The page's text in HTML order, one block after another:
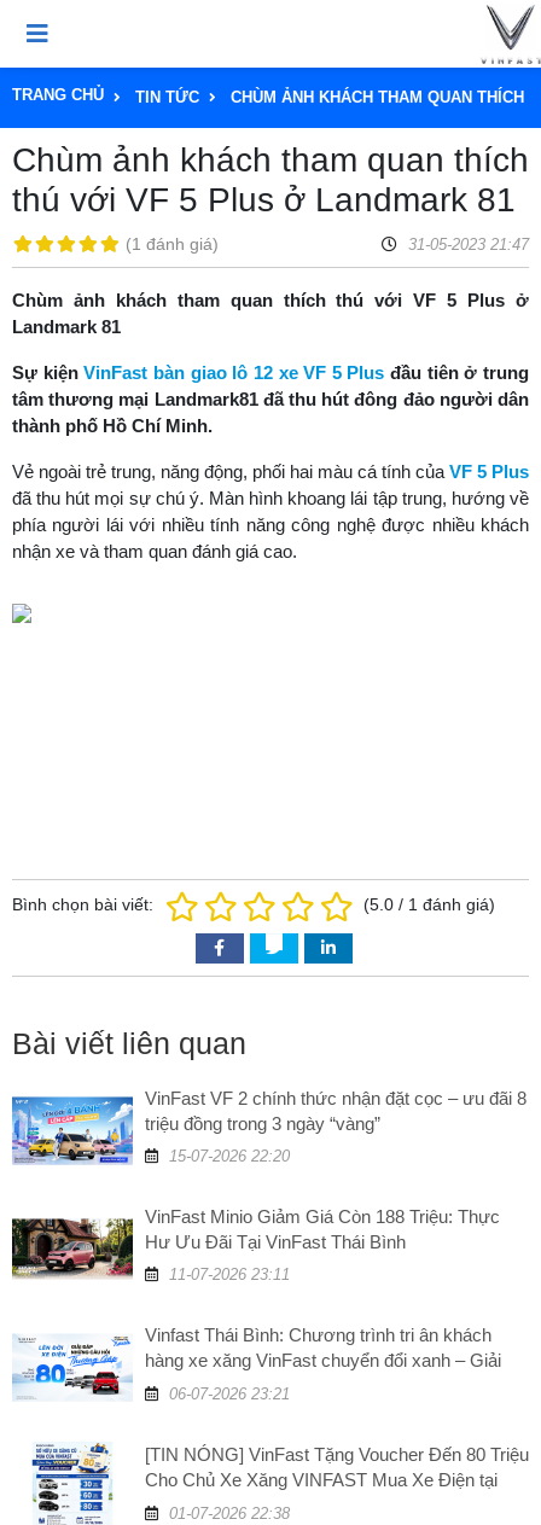
TRANG CHỦ TIN TỨC CHÙM ẢNH KHÁCH THAM QUAN THÍCH
Chùm ảnh khách tham quan thích
thú với VF 5 Plus ở Landmark 81
(1 đánh giá) 31-05-2023 21:47
Chùm ảnh khách tham quan thích thú với VF 5 Plus ở
Landmark 81
Sự kiệnVinFast bàn giao lô 12 xe VF 5 Plus đầu tiên ở trung
tâm thương mại Landmark81 đã thu hút đông đảo người dân
thành phố Hồ Chí Minh.
Vẻ ngoài trẻ trung, năng động, phối hai màu cá tính của VF 5 Plus
đã thu hút mọi sự chú ý. Màn hình khoang lái tập trung, hướng về
phía người lái với nhiều tính năng công nghệ được nhiều khách
nhận xe và tham quan đánh giá cao.
Bình chọn bài viết: (5.0 / 1 đánh giá)
Bài viết liên quan
VinFast VF 2 chính thức nhận đặt cọc – ưu đãi 8
triệu đồng trong 3 ngày “vàng”
15-07-2026 22:20
VinFast Minio Giảm Giá Còn 188 Triệu: Thực
Hư Ưu Đãi Tại VinFast Thái Bình
11-07-2026 23:11
Vinfast Thái Bình: Chương trình tri ân khách
hàng xe xăng VinFast chuyển đổi xanh – Giải
đáp những câu hỏi thường gặp
06-07-2026 23:21
[TIN NÓNG] VinFast Tặng Voucher Đến 80 Triệu
Cho Chủ Xe Xăng VINFAST Mua Xe Điện tại
VinFast Thái Bình
01-07-2026 22:38